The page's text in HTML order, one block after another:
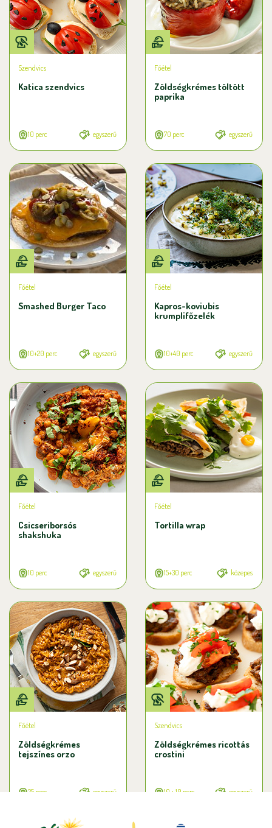
Szendvics
Katica szendvics
10 perc egyszerű
Főétel
Zöldségkrémes töltött
paprika
70 perc egyszerű
Főétel
Smashed Burger Taco
10+20 perc egyszerű
Főétel
Kapros-koviubis
krumplifőzelék
10+40 perc egyszerű
Főétel
Csicseriborsós
shakshuka
10 perc egyszerű
Főétel
Tortilla wrap
15+30 perc közepes
Főétel
Zöldségkrémes
tejszínes orzo
25 perc egyszerű
Szendvics
Zöldségkrémes ricottás
crostini
10 + 10 perc egyszerű